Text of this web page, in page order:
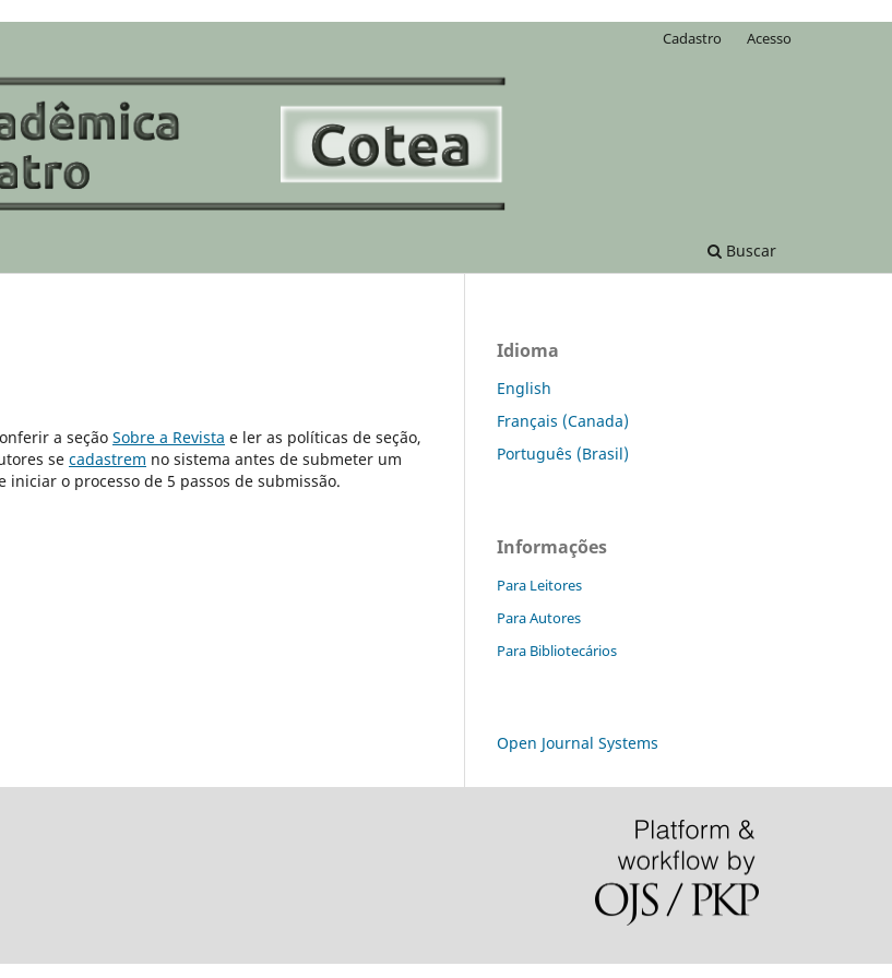
Buscar
Cadastro Acesso
a seção Sobre a Revista e ler as políticas de seção,
se cadastrem no sistema antes de submeter um
iniciar o processo de 5 passos de submissão.
Idioma
English
Français (Canada)
Português (Brasil)
Informações
Para Leitores
Para Autores
Para Bibliotecários
Open Journal Systems